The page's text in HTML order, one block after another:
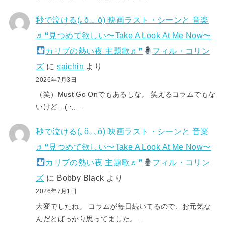
秒で泣ける(⁠｡⁠ŏ⁠﹏⁠ŏ⁠) 映画ラスト・シーンと 音楽
♬❝見つめて欲しい〜Take A Look At Me Now〜
カリブの熱い夜 主題歌♬❞
フィル・コリン
ズ にsaichin より
2026年7月3日
（笑）Must Go Onでもあるしな。 笑えるコラムでもな
いけど…(⁠◔⁠‿⁠…
秒で泣ける(⁠｡⁠ŏ⁠﹏⁠ŏ⁠) 映画ラスト・シーンと 音楽
♬❝見つめて欲しい〜Take A Look At Me Now〜
カリブの熱い夜 主題歌♬❞
フィル・コリン
ズ に Bobby Black より
2026年7月1日
大変でしたね。 コラムが毎日続いてるので、お元気な
んだとばっかり思ってました。…